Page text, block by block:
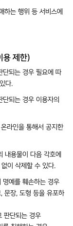
하는 행위 등 서비스에
용 제한)
단되는 경우 필요에 따
다.
되는 경우 이용자의
라인을 통해서 공지한
내용물이 다음 각호에
이 삭제할 수 있다.
예를 훼손하는 경우
문장, 도형 등을 유포하
판단되는 경우